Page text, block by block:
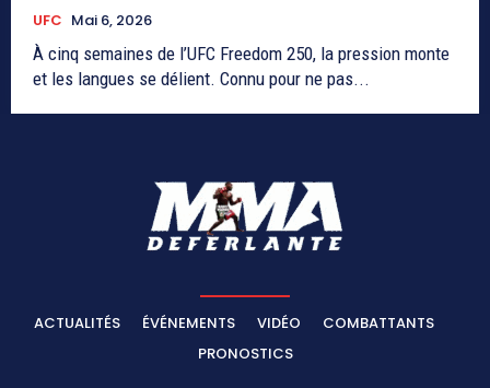
UFC Mai 6, 2026
À cinq semaines de l’UFC Freedom 250, la pression monte
et les langues se délient. Connu pour ne pas...
ACTUALITÉS ÉVÉNEMENTS VIDÉO
COMBATTANTS
PRONOSTICS